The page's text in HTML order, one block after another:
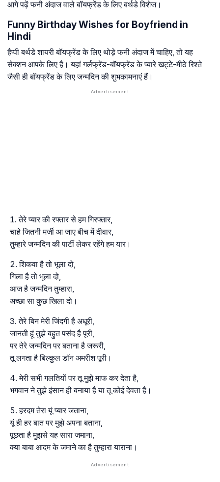
आगे पढ़ें फनी अंदाज वाले बॉयफ्रेंड के लिए बर्थडे विशेज।
Funny Birthday Wishes for Boyfriend in
Hindi
हैप्पी बर्थडे शायरी बॉयफ्रेंड के लिए थोड़े फनी अंदाज में चाहिए, तो यह
सेक्शन आपके लिए है। यहां गर्लफ्रेंड-बॉयफ्रेंड के प्यारे खट्टे-मीठे रिश्ते
जैसी ही बॉयफ्रेंड के लिए जन्मदिन की शुभकामनाएं हैं।
तेरे प्यार की रफ्तार से हम गिरफ्तार,
चाहे जितनी मर्जी आ जाए बीच में दीवार,
तुम्हारे जन्मदिन की पार्टी लेकर रहेंगे हम यार।
शिकवा है तो भूला दो,
गिला है तो भूला दो,
आज है जन्मदिन तुम्हारा,
अच्छा सा कुछ खिला दो।
तेरे बिन मेरी जिंदगी है अधूरी,
जानती हूं तुझे बहुत पसंद है पूरी,
पर तेरे जन्मदिन पर बताना है जरूरी,
तू लगता है बिल्कुल डॉन अमरीश पूरी।
मेरी सभी गलतियों पर तू मुझे माफ कर देता है,
भगवान ने तुझे इंसान ही बनाया है या तू कोई देवता है।
हरदम तेरा यूं प्यार जताना,
यूं ही हर बात पर मुझे अपना बताना,
पूछता है मुझसे यह सारा जमाना,
क्या बाबा आदम के जमाने का है तुम्हारा याराना।